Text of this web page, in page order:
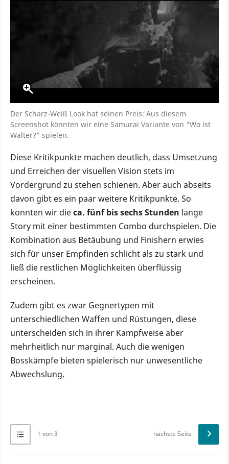
Der Scharz-Weiß Look hat seinen Preis: Aus diesem
Screenshot könnten wir eine Samurai Variante von “Wo ist
Walter?” spielen.
Diese Kritikpunkte machen deutlich, dass Umsetzung
und Erreichen der visuellen Vision stets im
Vordergrund zu stehen schienen. Aber auch abseits
davon gibt es ein paar weitere Kritikpunkte. So
konnten wir dieca. fünf bis sechs Stunden lange
Story mit einer bestimmten Combo durchspielen. Die
Kombination aus Betäubung und Finishern erwies
sich für unser Empfinden schlicht als zu stark und
ließ die restlichen Möglichkeiten überflüssig
erscheinen.
Zudem gibt es zwar Gegnertypen mit
unterschiedlichen Waffen und Rüstungen, diese
unterscheiden sich in ihrer Kampfweise aber
mehrheitlich nur marginal. Auch die wenigen
Bosskämpfe bieten spielerisch nur unwesentliche
Abwechslung.
1 von 3 nächste Seite